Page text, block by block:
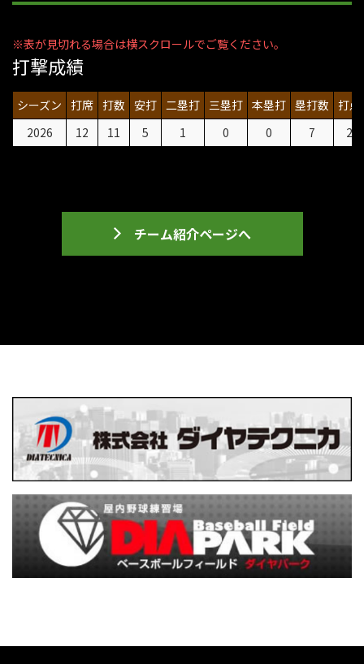
打撃成績
シーズン 打席 打数 安打 二塁打 三塁打 本塁打 塁打数 打点
2026
12 11 5 1 0 0 7 2
チーム紹介ページへ